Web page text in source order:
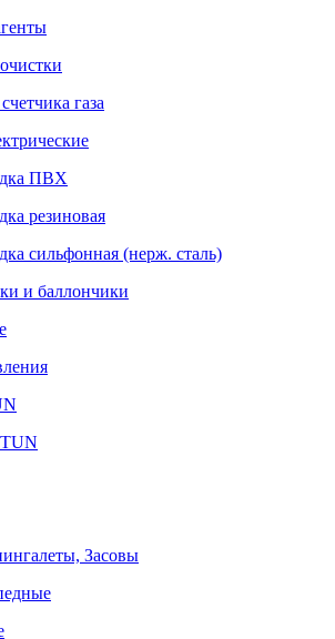
газа
ПВХ
резиновая
сильфонная (нерж. сталь)
и баллончики
Засовы